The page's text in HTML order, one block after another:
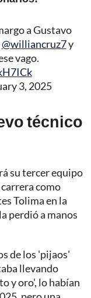
a Gustavo
@williancruz7y
vago.
3, 2025
técnico
su tercer equipo
como
Tolima en la
perdió a manos
de los 'pijaos'
llevando
y oro', lo habían